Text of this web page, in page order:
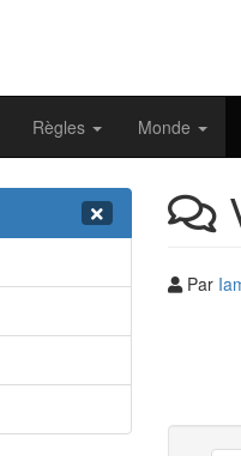
Règles Monde
Par